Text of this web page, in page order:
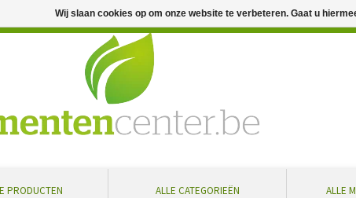
PRODUCTEN ALLE CATEGORIEËN ALLE
Wij slaan cookies op om onze website te verbeteren. Gaat u
levering ... Ontvang 5 % extra korting bij aankoop vanaf €